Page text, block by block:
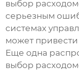
выбор
серьезным
системах
может
Еще одна
выбор